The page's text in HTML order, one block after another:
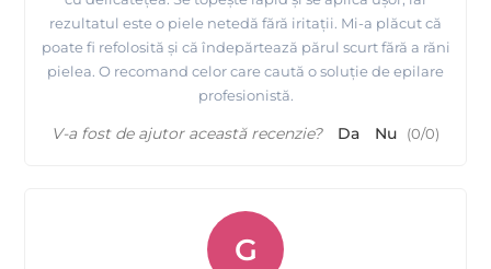
rezultatul este o piele netedă fără iritații. Mi-a plăcut că
poate fi refolosită și că îndepărtează părul scurt fără a răni
pielea. O recomand celor care caută o soluție de epilare
profesionistă.
V-a fost de ajutor această recenzie? Da Nu (0/0)
G